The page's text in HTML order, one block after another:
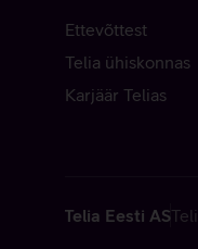
Ettevõttest
Telia ühiskonnas
Karjäär Telias
Telia Eesti AS